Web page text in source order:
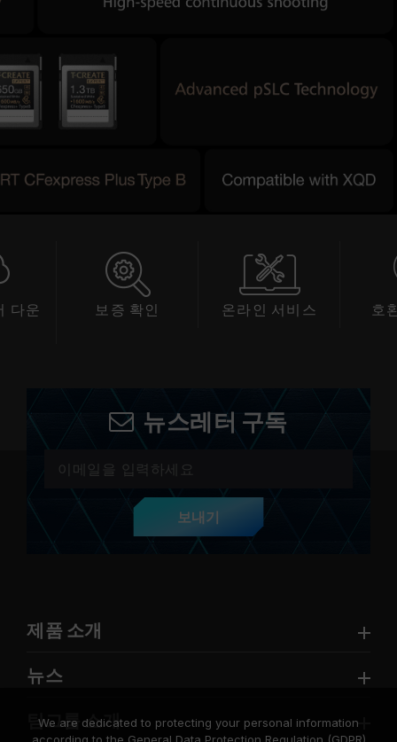
다운
보증 확인 온라인 서비스 호
뉴스레터 구독
보내기
제품 소개
뉴스
팀그룹 소개
We are dedicated to protecting your personal information